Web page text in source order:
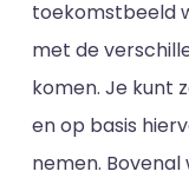
toekomstbeeld
met de
komen. Je kunt
en op basis
nemen.